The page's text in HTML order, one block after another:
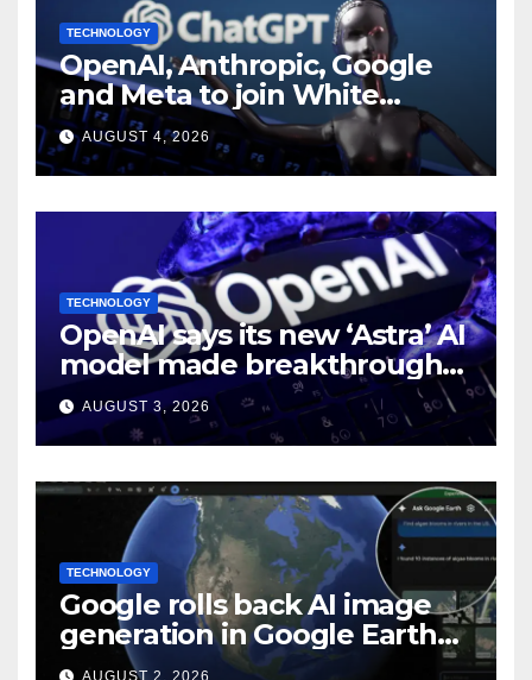
TECHNOLOGY
OpenAI, Anthropic, Google
and Meta to join White
House AI security meeting
AUGUST 4, 2026
TECHNOLOGY
OpenAI says its new ‘Astra’ AI
model made breakthroughs
in 10 math problems
AUGUST 3, 2026
TECHNOLOGY
Google rolls back AI image
generation in Google Earth
over policy violations
AUGUST 2, 2026